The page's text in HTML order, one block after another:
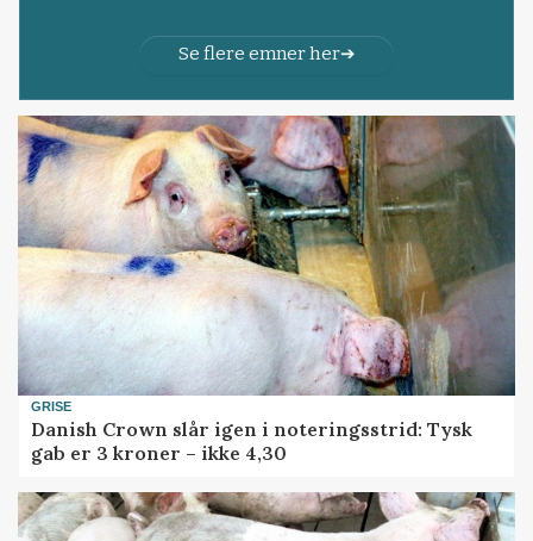
Se flere emner her
GRISE
Danish Crown slår igen i noteringsstrid: Tysk
gab er 3 kroner – ikke 4,30